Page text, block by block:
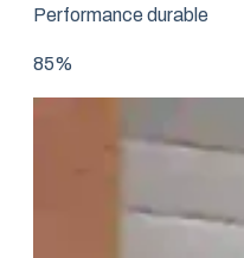
Performance durable
85%